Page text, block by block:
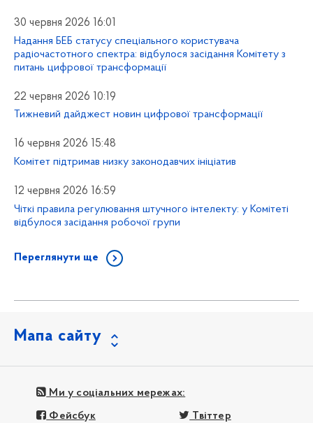
30 червня 2026 16:01
Надання БЕБ статусу спеціального користувача
радіочастотного спектра: відбулося засідання Комітету з
питань цифрової трансформації
22 червня 2026 10:19
Тижневий дайджест новин цифрової трансформації
16 червня 2026 15:48
Комітет підтримав низку законодавчих ініціатив
12 червня 2026 16:59
Чіткі правила регулювання штучного інтелекту: у Комітеті
відбулося засідання робочої групи
Переглянути ще
Мапа сайту
Ми у соціальних мережах:
Фейсбук Твіттер